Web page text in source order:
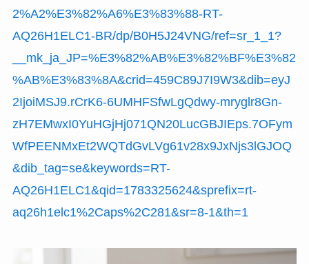
2%A2%E3%82%A6%E3%83%88-RT-
AQ26H1ELC1-BR/dp/B0H5J24VNG/ref=sr_1_1?
__mk_ja_JP=%E3%82%AB%E3%82%BF%E3%82
%AB%E3%83%8A&crid=459C89J7I9W3&dib=eyJ
2IjoiMSJ9.rCrK6-6UMHFSfwLgQdwy-mryglr8Gn-
zH7EMwxI0YuHGjHj071QN20LucGBJIEps.7OFym
WfPEENMxEt2WQTdGvLVg61v28x9JxNjs3lGJOQ
&dib_tag=se&keywords=RT-
AQ26H1ELC1&qid=1783325624&sprefix=rt-
aq26h1elc1%2Caps%2C281&sr=8-1&th=1